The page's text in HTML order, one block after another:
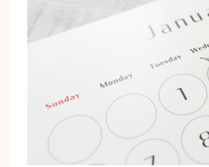
公式X